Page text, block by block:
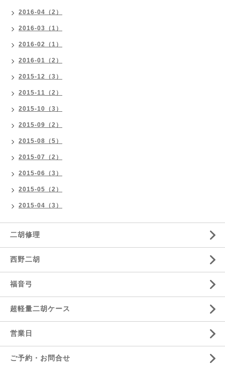
2016-04（2）
2016-03（1）
2016-02（1）
2016-01（2）
2015-12（3）
2015-11（2）
2015-10（3）
2015-09（2）
2015-08（5）
2015-07（2）
2015-06（3）
2015-05（2）
2015-04（3）
二胡修理
西野二胡
福音弓
超軽量二胡ケース
営業日
ご予約・お問合せ